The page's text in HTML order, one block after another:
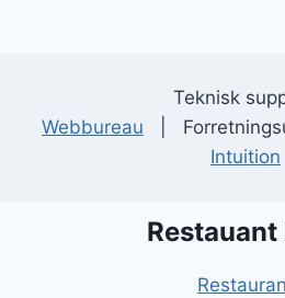
Teknisk
Webbureau |
Intuition